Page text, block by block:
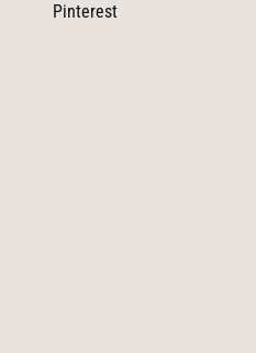
Pinterest